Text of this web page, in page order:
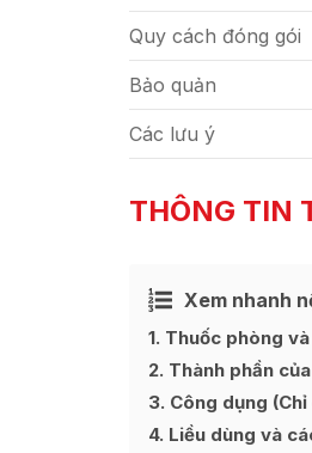
Quy cách đóng gói
Bảo quản
Các lưu ý
THÔNG TIN
Xem nhanh
1 Thuốc phòng
2 Thành phần
3 Công dụng
4 Liều dùng và